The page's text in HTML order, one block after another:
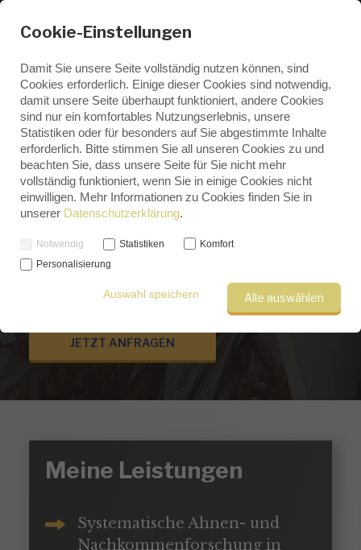
ENGLISH
GERMAN
Genealogische
Recherchen & Beratung
Sie möchten Sie mehr über Ihre Familie
erfahren oder bereits begonnene
Ahnenforschung professionell
ergänzen lassen?
Ich übernehme Recherchen in relevanten
Archiven und Quellen.
JETZT ANFRAGEN
Meine Leistungen
Systematische Ahnen- und
Nachkommenforschung in
Cookie-Einstellungen
Damit Sie unsere Seite vollständig nutzen können, sind
Cookies erforderlich. Einige dieser Cookies sind notwendig,
damit unsere Seite überhaupt funktioniert, andere Cookies
sind nur ein komfortables Nutzungserlebnis, unsere
Statistiken oder für besonders auf Sie abgestimmte Inhalte
erforderlich. Bitte stimmen Sie all unseren Cookies zu und
beachten Sie, dass unsere Seite für Sie nicht mehr
vollständig funktioniert, wenn Sie in einige Cookies nicht
einwilligen. Mehr Informationen zu Cookies finden Sie in
unserer Datenschutzerklärung.
Notwendig Statistiken
Komfort
Personalisierung
Auswahl speichern Alle auswählen